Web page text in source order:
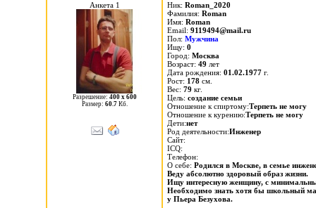
Анкета 1
Разрешение: 400 х 600
Размер: 60.7Кб.
Ник: Roman_2020
Фамилия: Roman
Имя: Roman
Email: 9119494@mail.ru
Пол: Мужчина
Ищу: 0
Город: Москва
Возраст: 49 лет
Дата рождения: 01.02.1977 г.
Рост: 178 см.
Вес: 79 кг.
Цель: cоздание семьи
Отношение к спиртому:Терпеть не могу
Отношение к курению:Терпеть не могу
Дети:нет
Род деятельности:Инженер
Сайт:
ICQ:
Телефон:
О себе: Родился в Москве, в семье
Веду абсолютно здоровый образ жизни.
Ищу интересную женщину, с
Необходимо знать хотя бы школьный
у Пьера Безухова.